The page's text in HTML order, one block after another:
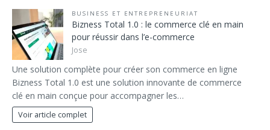
BUSINESS ET ENTREPRENEURIAT
Bizness Total 1.0 : le commerce clé en main
pour réussir dans l’e-commerce
Jose
Une solution complète pour créer son commerce en ligne
Bizness Total 1.0 est une solution innovante de commerce
clé en main conçue pour accompagner les…
Voir article complet